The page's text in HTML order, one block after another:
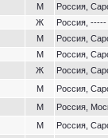
М
Россия,
Ж
Россия, -----
М
Россия,
М
Россия,
Ж
Россия,
М
Россия,
М
Россия,
М
Россия,